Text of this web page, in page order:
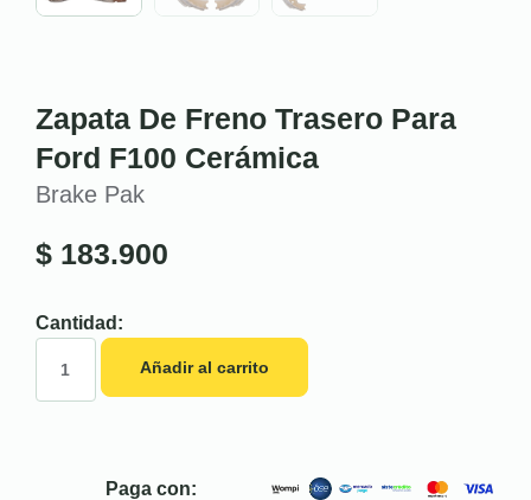
Zapata De Freno Trasero Para
Ford F100 Cerámica
Brake Pak
$ 183.900
Cantidad:
Añadir al carrito
Paga con: